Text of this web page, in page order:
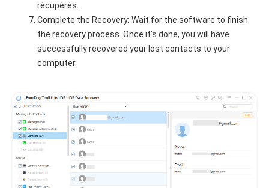
récupérés.
Complete the Recovery: Wait for the software to finish
the recovery process. Once it’s done, you will have
successfully recovered your lost contacts to your
computer.